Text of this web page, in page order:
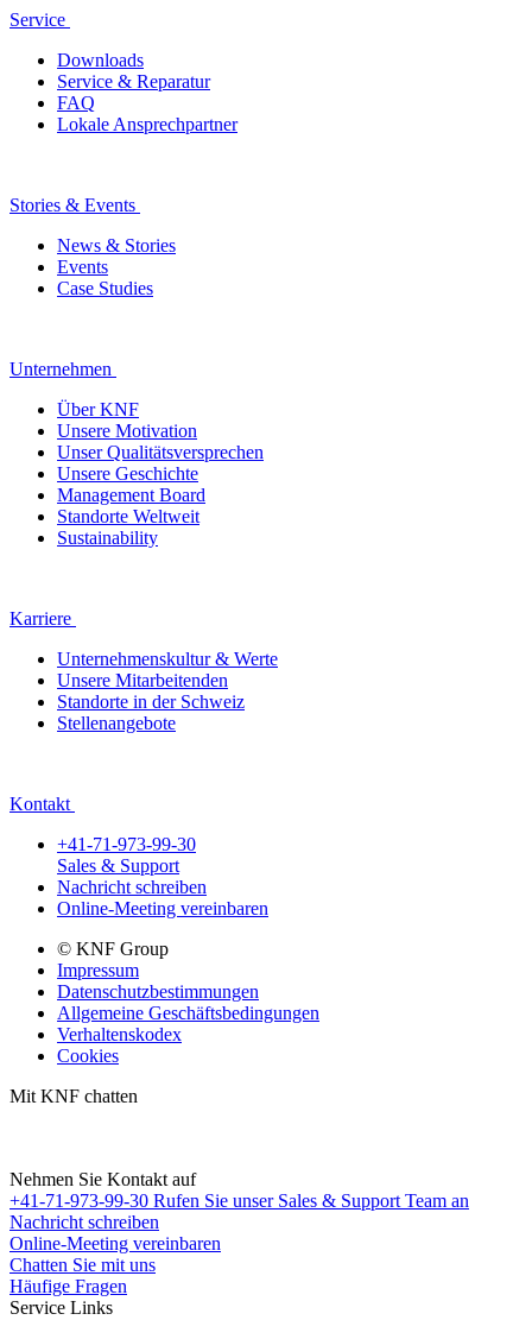
Service
Downloads
Service & Reparatur
FAQ
Lokale Ansprechpartner
Stories & Events
News & Stories
Events
Case Studies
Unternehmen
Über KNF
Unsere Motivation
Unser Qualitätsversprechen
Unsere Geschichte
Management Board
Standorte Weltweit
Sustainability
Karriere
Unternehmenskultur & Werte
Unsere Mitarbeitenden
Standorte in der Schweiz
Stellenangebote
Kontakt
+41-71-973-99-30
Sales & Support
Nachricht schreiben
Online-Meeting vereinbaren
© KNF Group
Impressum
Datenschutzbestimmungen
Allgemeine Geschäftsbedingungen
Verhaltenskodex
Cookies
Mit KNF chatten
Nehmen Sie Kontakt auf
+41-71-973-99-30 Rufen Sie unser Sales & Support Team an
Nachricht schreiben
Online-Meeting vereinbaren
Chatten Sie mit uns
Häufige Fragen
Service Links